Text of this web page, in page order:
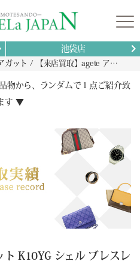
池袋店
ガット 【来店買取】agete アガット K10YG シェル ブレスレットの買取
物から、ランダムで１点ご紹介致
す ▼
ト K10YG シェル ブレスレ